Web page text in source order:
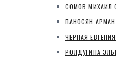
СОМОВ МИХАИЛ
ПАНОСЯН
ЧЕРНАЯ
РОЛДУГИНА